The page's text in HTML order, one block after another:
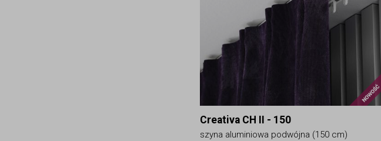
Creativa CH II - 150
szyna aluminiowa podwójna (150 cm)